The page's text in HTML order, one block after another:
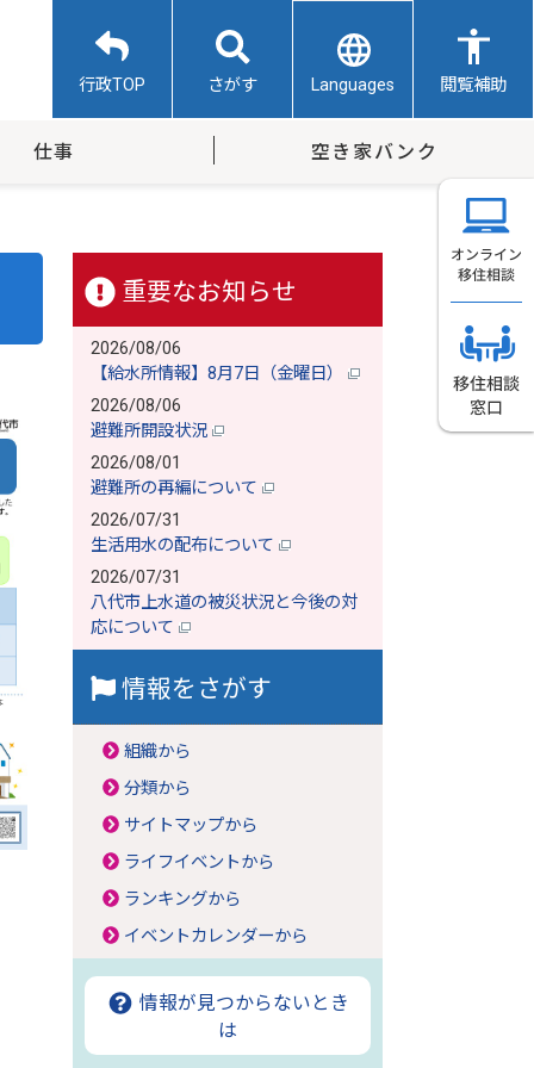
行政TOP さがす Languages 閲覧補助
仕事 空き家バンク
重要なお知らせ
2026/08/06
【給水所情報】8月7日（金曜日）
2026/08/06
避難所開設状況
2026/08/01
避難所の再編について
2026/07/31
生活用水の配布について
2026/07/31
八代市上水道の被災状況と今後の対
応について
情報をさがす
組織から
分類から
サイトマップから
ライフイベントから
ランキングから
イベントカレンダーから
情報が見つからないとき
は